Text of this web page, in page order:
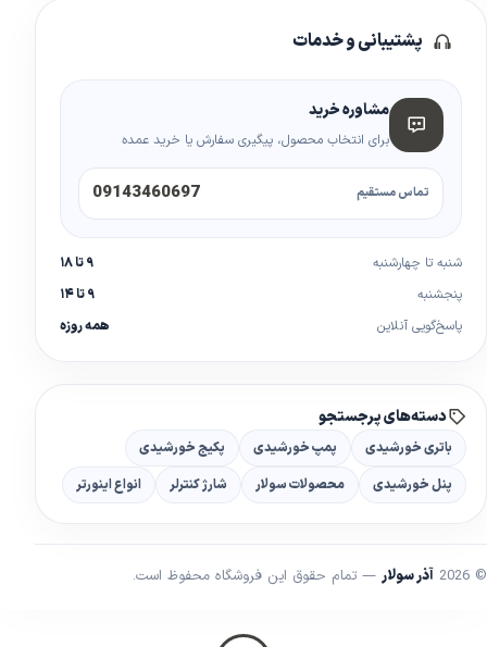
پشتیبانی و خدمات
مشاوره خرید
برای انتخاب محصول، پیگیری سفارش یا خرید عمده
تماس مستقیم 09143460697
شنبه تا چهارشنبه
۹ تا ۱۸
پنجشنبه
۹ تا ۱۴
پاسخ‌گویی آنلاین
همه روزه
دسته‌های پرجستجو
باتری خورشیدی پمپ خورشیدی
پکیج خورشیدی
پنل خورشیدی
محصولات سولار شارژ کنترلر انواع اینورتر
© 2026 آذر سولار — تمام حقوق این فروشگاه محفوظ است.